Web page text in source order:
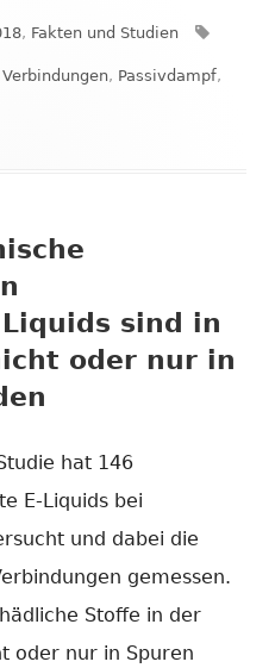
, Fakten und Studien
, Passivdampf,
sind in
oder nur in
hat 146
E-Liquids bei
und dabei die
gemessen.
Stoffe in der
oder nur in Spuren